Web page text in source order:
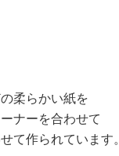
柔らかい紙を
ナーを合わせて
て作られています。